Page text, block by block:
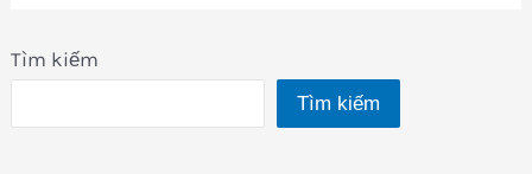
Tìm kiếm
Tìm kiếm